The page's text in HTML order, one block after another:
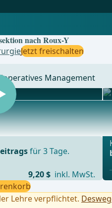
nach Roux-Y
Jetzt freischalten
Management
, Viszeral- und
für 3 Tage.
9,20 $ inkl. MwSt.
Lehre verpflichtet.